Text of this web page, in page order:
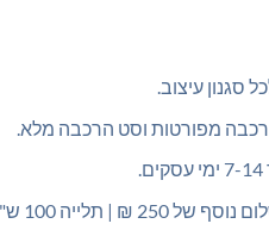
סגנון עיצוב.
מפורטות וסט הרכבה מלא.
100 ש"ח תוספת